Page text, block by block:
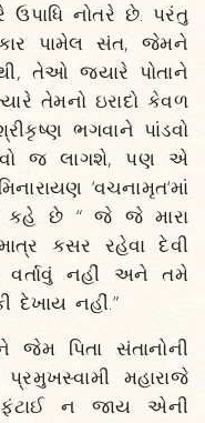
ઉપાધિ નોતરે છે. પરંતુ
પામેલ સંત, જેમને
તેઓ જ્યારે પોતાને
તેમનો ઇરાદો કેવળ
ભગવાને પાંડવો
જેવો જ લાગશે, પણ એ
‘વચનામૃત‘માં
કહે છે “ જે જે મારા
કસર રહેવા દેવી
નહીં અને તમે
દેખાય નહીં.”
પિતા સંતાનોની
મહારાજે
ફંટાઈ ન જાય એની